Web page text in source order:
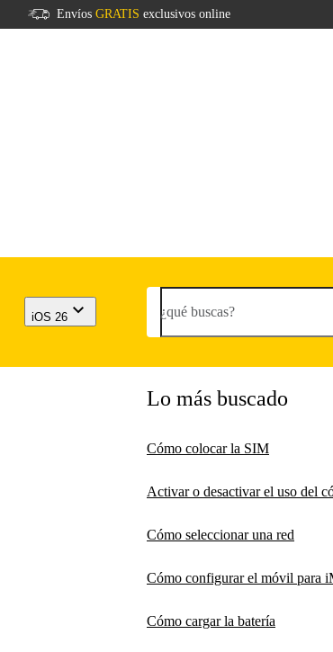
Envíos GRATIS exclusivos online
iOS 26 ¿qué buscas?
Lo más buscado
Cómo colocar la SIM
Activar o desactivar el uso del
Cómo seleccionar una red
Cómo configurar el móvil para
Cómo cargar la batería